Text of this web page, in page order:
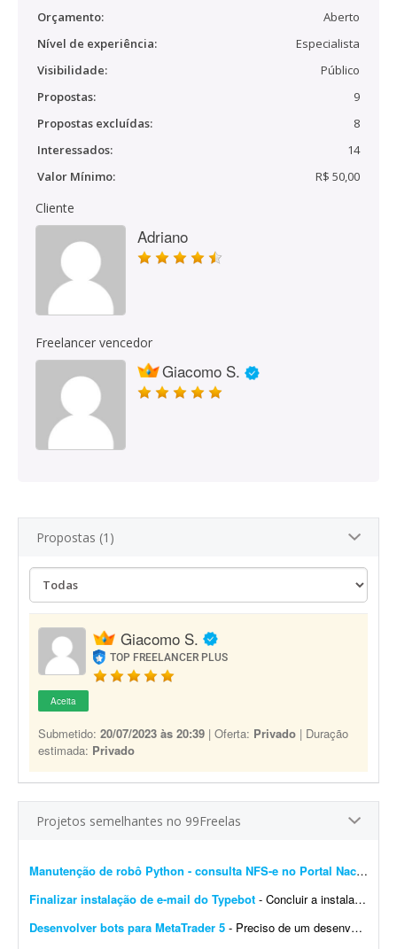
Orçamento:
Aberto
Nível de experiência:
Especialista
Visibilidade:
Público
Propostas:
9
Propostas excluídas:
8
Interessados:
14
Valor Mínimo:
R$ 50,00
Cliente
Adriano
Freelancer vencedor
Giacomo S.
Propostas (1)
Giacomo S.
TOP FREELANCER PLUS
Aceita
Submetido: 20/07/2023 às 20:39 | Oferta: Privado | Duração
estimada: Privado
Projetos semelhantes no 99Freelas
Manutenção de robô Python - consulta NFS-e no Portal Nacional
Finalizar instalação de e-mail do Typebot - Concluir a instalação de e-mail do Typebot. Configurar SMTP, validar o envio de mensagens e integrar a funcionalidade com a instância atual. Entregar documentação ...
Desenvolver bots para MetaTrader 5 - Preciso de um desenvolvedor para criar um bot para operar day trade na B3. O robô deve ser desenvolvido para MetaTrader 5. Por favor, apresente exemplos de bots já desenvolvidos, bem ...